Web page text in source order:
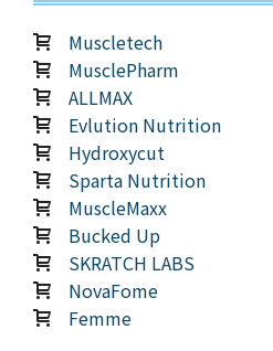
Muscletech
MusclePharm
ALLMAX
Evlution Nutrition
Hydroxycut
Sparta Nutrition
MuscleMaxx
Bucked Up
SKRATCH LABS
NovaFome
Femme